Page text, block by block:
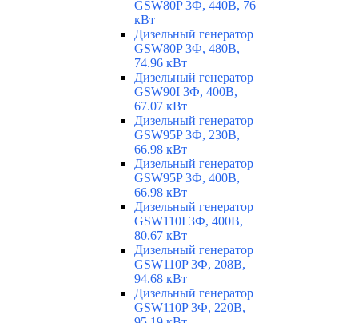
GSW80P 3Ф, 440В, 76
кВт
Дизельный генератор
GSW80P 3Ф, 480В,
74.96 кВт
Дизельный генератор
GSW90I 3Ф, 400В,
67.07 кВт
Дизельный генератор
GSW95P 3Ф, 230В,
66.98 кВт
Дизельный генератор
GSW95P 3Ф, 400В,
66.98 кВт
Дизельный генератор
GSW110I 3Ф, 400В,
80.67 кВт
Дизельный генератор
GSW110P 3Ф, 208В,
94.68 кВт
Дизельный генератор
GSW110P 3Ф, 220В,